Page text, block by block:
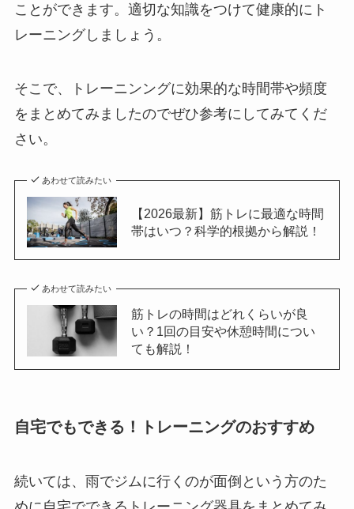
ことができます。適切な知識をつけて健康的にト
レーニングしましょう。
そこで、トレーニンングに効果的な時間帯や頻度
をまとめてみましたのでぜひ参考にしてみてくだ
さい。
あわせて読みたい
【2026最新】筋トレに最適な時間
帯はいつ？科学的根拠から解説！
あわせて読みたい
筋トレの時間はどれくらいが良
い？1回の目安や休憩時間につい
ても解説！
自宅でもできる！トレーニングのおすすめ
続いては、雨でジムに行くのが面倒という方のた